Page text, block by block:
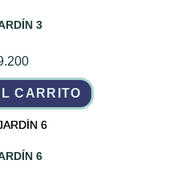
3
CARRITO
6